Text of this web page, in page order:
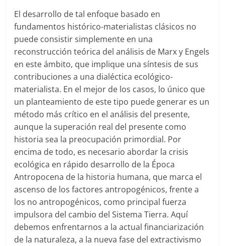
El desarrollo de tal enfoque basado en
fundamentos histórico-materialistas clásicos no
puede consistir simplemente en una
reconstrucción teórica del análisis de Marx y Engels
en este ámbito, que implique una síntesis de sus
contribuciones a una dialéctica ecológico-
materialista. En el mejor de los casos, lo único que
un planteamiento de este tipo puede generar es un
método más crítico en el análisis del presente,
aunque la superación real del presente como
historia sea la preocupación primordial. Por
encima de todo, es necesario abordar la crisis
ecológica en rápido desarrollo de la Época
Antropocena de la historia humana, que marca el
ascenso de los factores antropogénicos, frente a
los no antropogénicos, como principal fuerza
impulsora del cambio del Sistema Tierra. Aquí
debemos enfrentarnos a la actual financiarización
de la naturaleza, a la nueva fase del extractivismo